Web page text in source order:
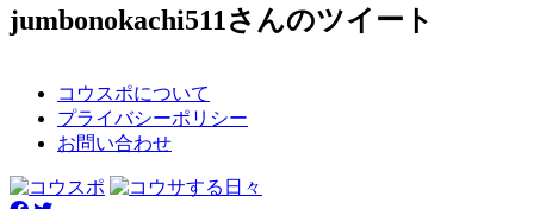
jumbonokachi511さんのツイート
コウスポについて
プライバシーポリシー
お問い合わせ